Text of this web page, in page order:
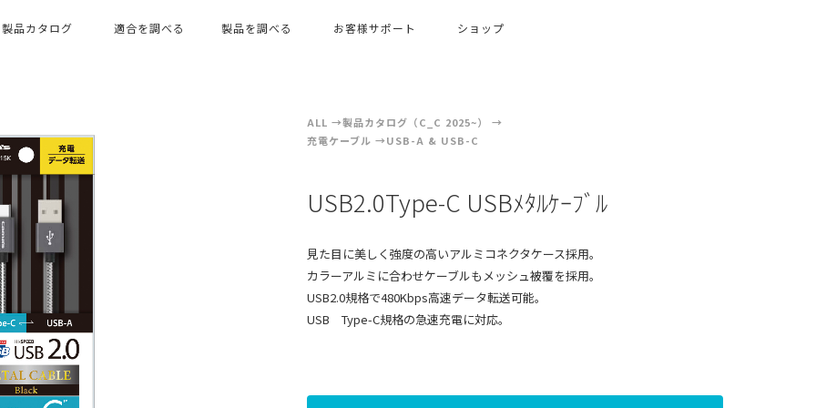
製品カタログ 適合を調べる 製品を調べる お客様サポート ショップ
ALL
製品カタログ（C_C 2025~）
充電ケーブル
USB-A & USB-C
USB2.0Type-C USBﾒﾀﾙｹｰﾌﾞﾙ
見た目に美しく強度の高いアルミコネクタケース採用。
カラーアルミに合わせケーブルもメッシュ被覆を採用。
USB2.0規格で480Kbps高速データ転送可能。
USB Type-C規格の急速充電に対応。